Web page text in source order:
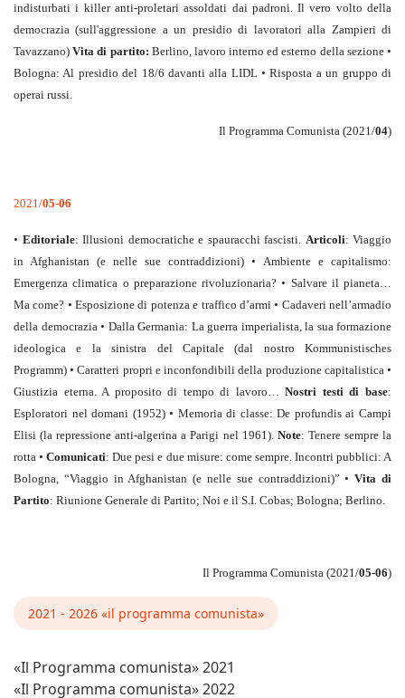
indisturbati i killer anti-proletari assoldati dai padroni. Il vero volto della
democrazia (sull'aggressione a un presidio di lavoratori alla Zampieri di
Tavazzano)Vita di partito: Berlino, lavoro interno ed esterno della sezione •
Bologna: Al presidio del 18/6 davanti alla LIDL • Risposta a un gruppo di
operai russi.
Il Programma Comunista (2021/04)
2021/05-06
• Editoriale: Illusioni democratiche e spauracchi fascisti. Articoli: Viaggio
in Afghanistan (e nelle sue contraddizioni) • Ambiente e capitalismo:
Emergenza climatica o preparazione rivoluzionaria? • Salvare il pianeta…
Ma come? • Esposizione di potenza e traffico d’armi • Cadaveri nell’armadio
della democrazia • Dalla Germania: La guerra imperialista, la sua formazione
ideologica e la sinistra del Capitale (dal nostro Kommunistisches
Programm) • Caratteri propri e inconfondibili della produzione capitalistica •
Giustizia eterna. A proposito di tempo di lavoro…Nostri testi di base:
Esploratori nel domani (1952) • Memoria di classe: De profundis ai Campi
Elisi (la repressione anti-algerina a Parigi nel 1961). Note: Tenere sempre la
rotta • Comunicati: Due pesi e due misure: come sempre. Incontri pubblici: A
Bologna, “Viaggio in Afghanistan (e nelle sue contraddizioni)” •Vita di
Partito: Riunione Generale di Partito; Noi e il S.I. Cobas; Bologna; Berlino.
Il Programma Comunista (2021/05-06)
2021 - 2026 «il programma comunista»
«Il Programma comunista» 2021
«Il Programma comunista» 2022